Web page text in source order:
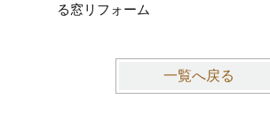
る窓リフォーム
一覧へ戻る